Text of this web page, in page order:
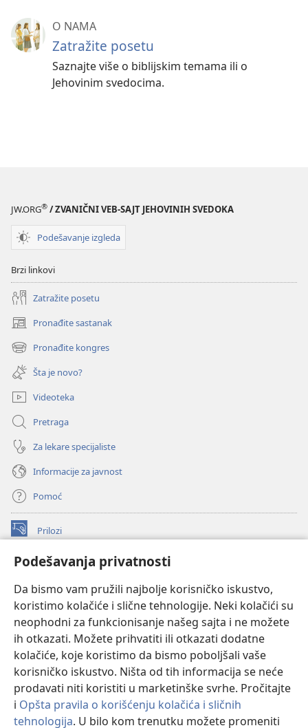
Podešavanja privatnosti
Da bismo vam pružili najbolje korisničko iskustvo,
koristimo kolačiće i slične tehnologije. Neki kolačići su
neophodni za funkcionisanje našeg sajta i ne možete
ih otkazati. Možete prihvatiti ili otkazati dodatne
kolačiće, koje koristimo da bismo poboljšali vaše
korisničko iskustvo. Ništa od tih informacija se neće
prodavati niti koristiti u marketinške svrhe. Pročitajte
i Opšta pravila o korišćenju kolačića i sličnih
tehnologija. U bilo kom trenutku možete promeniti
O NAMA
Zatražite posetu
Saznajte više o biblijskim temama ili o
Jehovinim svedocima.
JW.ORG® / ZVANIČNI VEB-SAJT JEHOVINIH SVEDOKA
Podešavanje izgleda
Brzi linkovi
Zatražite posetu
Pronađite sastanak
(otvara
novi
prozor)
Pronađite kongres
(otvara
novi
prozor)
Šta je novo?
Videoteka
Pretraga
Za lekare specijaliste
Informacije za javnost
Pomoć
Prilozi
(otvara
prozor)ONLAJN BIBLIOTEKA Watchtower
novi
prozor)JW Hub®
(otvara
novi
prozor)
®
Watchtower Library®